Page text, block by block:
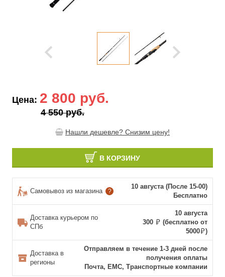
Цена: 2 800 руб.
4 550 руб.
Нашли дешевле? Снизим цену!
В КОРЗИНУ
Самовывоз из магазина ?
10 августа (После 15-00)
Бесплатно
Доставка курьером по
СПб
10 августа
300
(бесплатно от
5000
)
Доставка в
регионы
Отправляем в течение 1-3 дней после
получения оплаты
Почта, ЕМС, Транспортные компании